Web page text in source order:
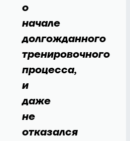
о
начале
долгожданного
тренировочного
процесса,
и
даже
не
отказался